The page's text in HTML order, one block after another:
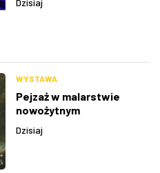
Dzisiaj
WYSTAWA
Pejzaż w malarstwie
nowożytnym
Dzisiaj